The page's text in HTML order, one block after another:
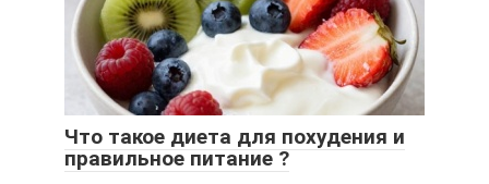
Что такое диета для похудения и
правильное питание ?